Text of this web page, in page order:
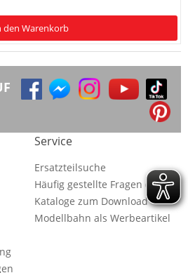
den Warenkorb
Service
Ersatzteilsuche
Häufig gestellte Fragen (FAQ)
Kataloge zum Download
Modellbahn als Werbeartikel